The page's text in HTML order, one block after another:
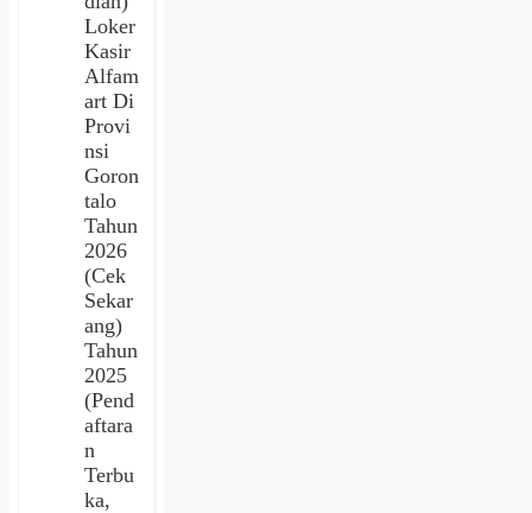
Loker
Kasir
Alfam
art Di
Provi
nsi
Goron
talo
Tahun
2026
(Cek
Sekar
ang)
Tahun
2025
(Pend
aftara
n
Terbu
ka,